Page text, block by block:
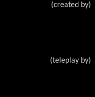
(created by)
(teleplay by)